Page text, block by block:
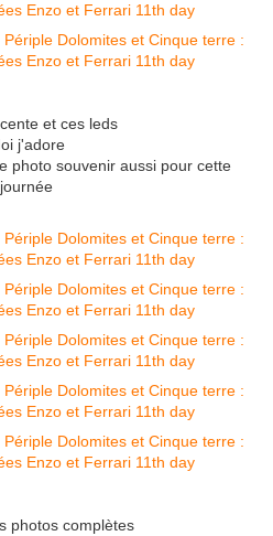
et ces leds
j'adore
photo souvenir aussi pour cette
journée
photos complètes